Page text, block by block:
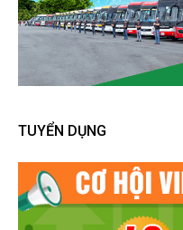
TUYỂN DỤNG